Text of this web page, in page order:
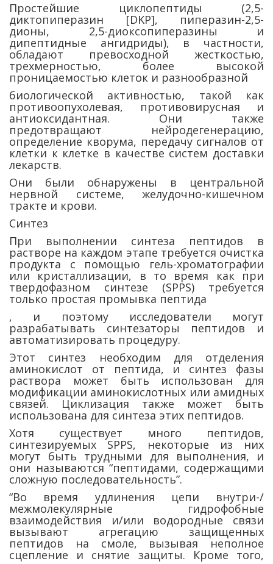
Простейшие циклопептиды (2,5-
диктопиперазин [DKP], пиперазин-2,5-
дионы, 2,5-диоксопиперазины и
дипептидные ангидриды), в частности,
обладают превосходной жесткостью,
трехмерностью, более высокой
проницаемостью клеток и разнообразной
биологической активностью, такой как
противоопухолевая, противовирусная и
антиоксидантная. Они также
предотвращают нейродегенерацию,
определение кворума, передачу сигналов от
клетки к клетке в качестве систем доставки
лекарств.
Они были обнаружены в центральной
нервной системе, желудочно-кишечном
тракте и крови.
Синтез
При выполнении синтеза пептидов в
растворе на каждом этапе требуется очистка
продукта с помощью гель-хроматографии
или кристаллизации, в то время как при
твердофазном синтезе (SPPS) требуется
только простая промывка пептида
, и поэтому исследователи могут
разрабатывать синтезаторы пептидов и
автоматизировать процедуру.
Этот синтез необходим для отделения
аминокислот от пептида, и синтез фазы
раствора может быть использован для
модификации аминокислотных или амидных
связей. Циклизация также может быть
использована для синтеза этих пептидов.
Хотя существует много пептидов,
синтезируемых SPPS, некоторые из них
могут быть трудными для выполнения, и
они называются “пептидами, содержащими
сложную последовательность”.
“Во время удлинения цепи внутри-/
межмолекулярные гидрофобные
взаимодействия и/или водородные связи
вызывают агрегацию защищенных
пептидов на смоле, вызывая неполное
сцепление и снятие защиты. Кроме того,